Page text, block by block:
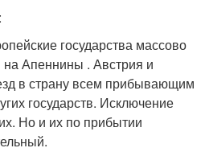
государства массово
Апеннины . Австрия и
в страну всем прибывающим
государств. Исключение
Но и их по прибытии